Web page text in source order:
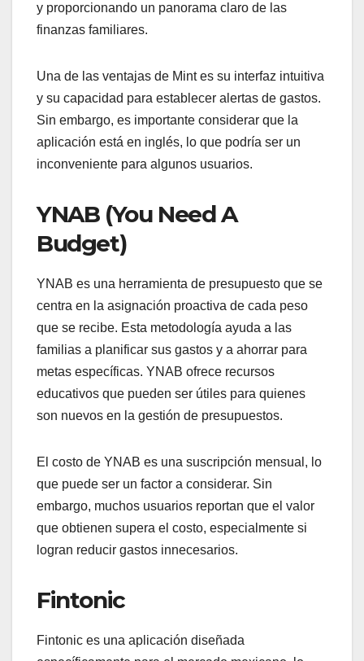
y proporcionando un panorama claro de las
finanzas familiares.
Una de las ventajas de Mint es su interfaz intuitiva
y su capacidad para establecer alertas de gastos.
Sin embargo, es importante considerar que la
aplicación está en inglés, lo que podría ser un
inconveniente para algunos usuarios.
YNAB (You Need A
Budget)
YNAB es una herramienta de presupuesto que se
centra en la asignación proactiva de cada peso
que se recibe. Esta metodología ayuda a las
familias a planificar sus gastos y a ahorrar para
metas específicas. YNAB ofrece recursos
educativos que pueden ser útiles para quienes
son nuevos en la gestión de presupuestos.
El costo de YNAB es una suscripción mensual, lo
que puede ser un factor a considerar. Sin
embargo, muchos usuarios reportan que el valor
que obtienen supera el costo, especialmente si
logran reducir gastos innecesarios.
Fintonic
Fintonic es una aplicación diseñada